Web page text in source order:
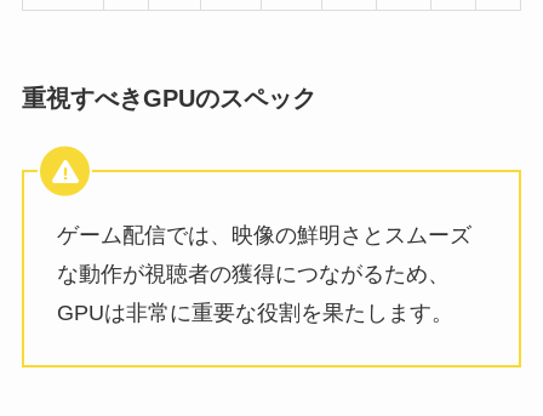
重視すべきGPUのスペック
ゲーム配信では、映像の鮮明さとスムーズ
な動作が視聴者の獲得につながるため、
GPUは非常に重要な役割を果たします。